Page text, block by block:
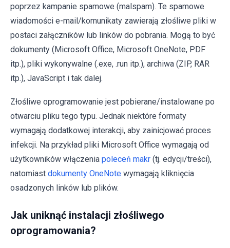
poprzez kampanie spamowe (malspam). Te spamowe
wiadomości e-mail/komunikaty zawierają złośliwe pliki w
postaci załączników lub linków do pobrania. Mogą to być
dokumenty (Microsoft Office, Microsoft OneNote, PDF
itp.), pliki wykonywalne (.exe, .run itp.), archiwa (ZIP, RAR
itp.), JavaScript i tak dalej.
Złośliwe oprogramowanie jest pobierane/instalowane po
otwarciu pliku tego typu. Jednak niektóre formaty
wymagają dodatkowej interakcji, aby zainicjować proces
infekcji. Na przykład pliki Microsoft Office wymagają od
użytkowników włączenia poleceń makr (tj. edycji/treści),
natomiast dokumenty OneNote wymagają kliknięcia
osadzonych linków lub plików.
Jak uniknąć instalacji złośliwego
oprogramowania?